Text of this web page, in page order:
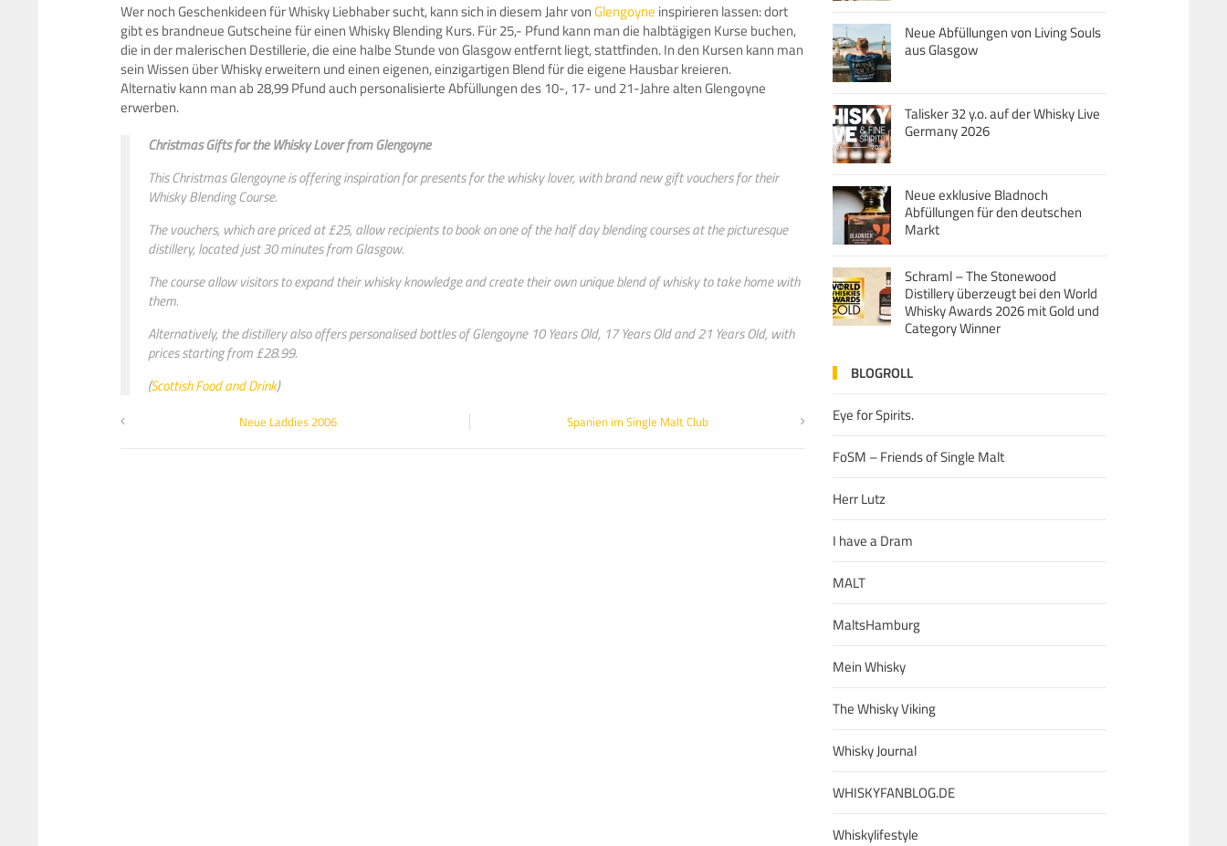
Wer noch Geschenkideen für Whisky Liebhaber sucht, kann sich in diesem Jahr vonGlengoyne inspirieren lassen: dort
gibt es brandneue Gutscheine für einen Whisky Blending Kurs. Für 25,- Pfund kann man die halbtägigen Kurse buchen,
die in der malerischen Destillerie, die eine halbe Stunde von Glasgow entfernt liegt, stattfinden. In den Kursen kann man
sein Wissen über Whisky erweitern und einen eigenen, einzigartigen Blend für die eigene Hausbar kreieren.
Alternativ kann man ab 28,99 Pfund auch personalisierte Abfüllungen des 10-, 17- und 21-Jahre alten Glengoyne
erwerben.
Christmas Gifts for the Whisky Lover from Glengoyne
This Christmas Glengoyne is offering inspiration for presents for the whisky lover, with brand new gift vouchers for their
Whisky Blending Course.
The vouchers, which are priced at £25, allow recipients to book on one of the half day blending courses at the picturesque
distillery, located just 30 minutes from Glasgow.
The course allow visitors to expand their whisky knowledge and create their own unique blend of whisky to take home with
them.
Alternatively, the distillery also offers personalised bottles of Glengoyne 10 Years Old, 17 Years Old and 21 Years Old, with
prices starting from £28.99.
(Scottish Food and Drink)
Neue Laddies 2006 Spanien im Single Malt Club
Neue Abfüllungen von Living Souls
aus Glasgow
Talisker 32 y.o. auf der Whisky Live
Germany 2026
Neue exklusive Bladnoch
Abfüllungen für den deutschen
Markt
Schraml – The Stonewood
Distillery überzeugt bei den World
Whisky Awards 2026 mit Gold und
Category Winner
BLOGROLL
Eye for Spirits.
FoSM – Friends of Single Malt
Herr Lutz
I have a Dram
MALT
MaltsHamburg
Mein Whisky
The Whisky Viking
Whisky Journal
WHISKYFANBLOG.DE
Whiskylifestyle